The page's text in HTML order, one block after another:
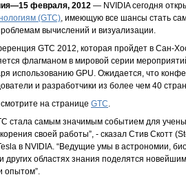
февраля, 2012 — NVIDIA сегодня
(GTC), имеющую все шансы стать
вычислений и визуализации.
GTC 2012, которая пройдет в Сан-
флагманом в мировой серии
использованию GPU. Ожидается, что
и разработчики из более чем 40
на странице GTC.
стала самым значимым событием для
своей работы”, - сказал Стив Скотт
в NVIDIA. “Ведущие умы в астрономии,
других областях знания поделятся
опытом”.